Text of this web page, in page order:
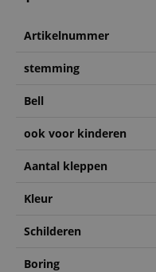
Artikelnummer
stemming
Bell
ook voor kinderen
Aantal kleppen
Kleur
Schilderen
Boring